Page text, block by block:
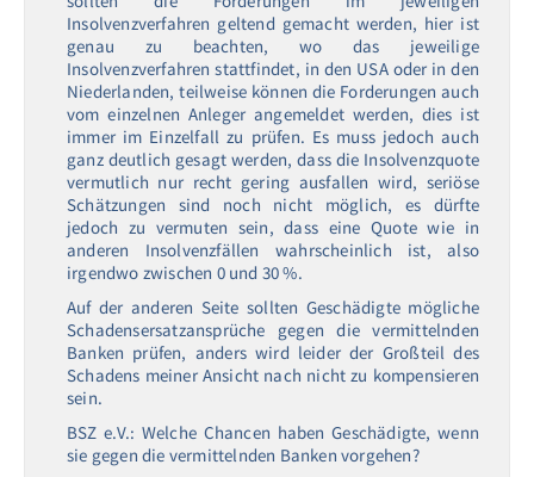
Insolvenzverfahren geltend gemacht werden, hier ist
genau zu beachten, wo das jeweilige
Insolvenzverfahren stattfindet, in den USA oder in den
Niederlanden, teilweise können die Forderungen auch
vom einzelnen Anleger angemeldet werden, dies ist
immer im Einzelfall zu prüfen. Es muss jedoch auch
ganz deutlich gesagt werden, dass die Insolvenzquote
vermutlich nur recht gering ausfallen wird, seriöse
Schätzungen sind noch nicht möglich, es dürfte
jedoch zu vermuten sein, dass eine Quote wie in
anderen Insolvenzfällen wahrscheinlich ist, also
irgendwo zwischen 0 und 30 %.
Auf der anderen Seite sollten Geschädigte mögliche
Schadensersatzansprüche gegen die vermittelnden
Banken prüfen, anders wird leider der Großteil des
Schadens meiner Ansicht nach nicht zu kompensieren
sein.
BSZ e.V.: Welche Chancen haben Geschädigte, wenn
sie gegen die vermittelnden Banken vorgehen?